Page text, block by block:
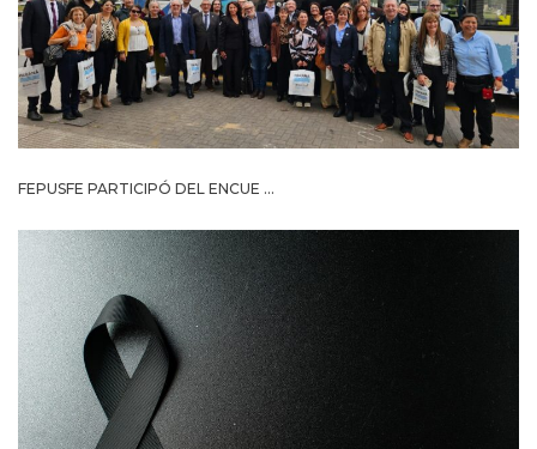
FEPUSFE PARTICIPÓ DEL ENCUE ...